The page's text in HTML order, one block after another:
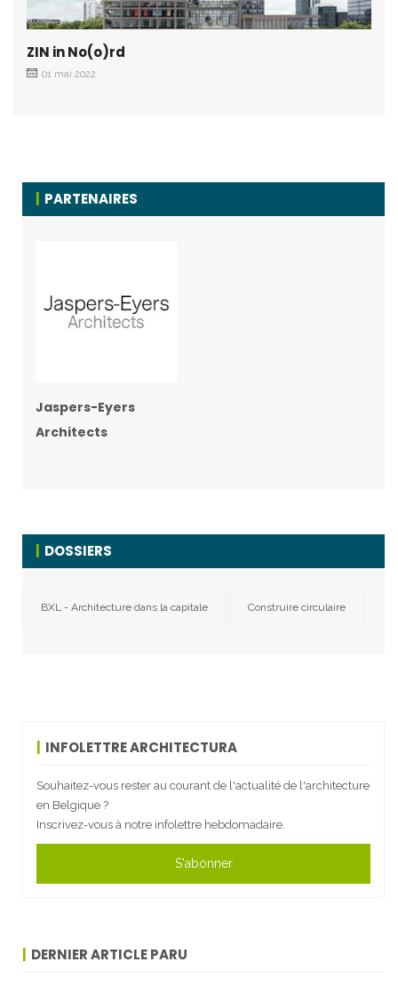
ZIN in No(o)rd
01 mai 2022
PARTENAIRES
Jaspers-Eyers
Architects
DOSSIERS
BXL - Architecture dans la capitale Construire circulaire
INFOLETTRE ARCHITECTURA
Souhaitez-vous rester au courant de l'actualité de l'architecture
en Belgique ?
Inscrivez-vous à notre infolettre hebdomadaire.
S'abonner
DERNIER ARTICLE PARU